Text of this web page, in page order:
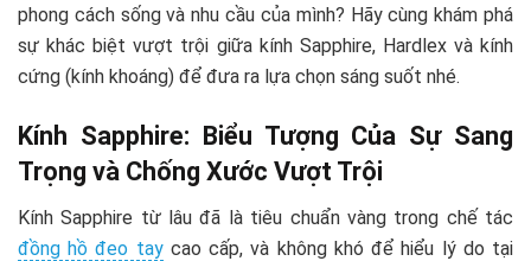
phong cách sống và nhu cầu của mình? Hãy cùng khám phá
sự khác biệt vượt trội giữa kính Sapphire, Hardlex và kính
cứng (kính khoáng) để đưa ra lựa chọn sáng suốt nhé.
Kính Sapphire: Biểu Tượng Của Sự Sang
Trọng và Chống Xước Vượt Trội
Kính Sapphire từ lâu đã là tiêu chuẩn vàng trong chế tác
đồng hồ đeo taycao cấp, và không khó để hiểu lý do tại